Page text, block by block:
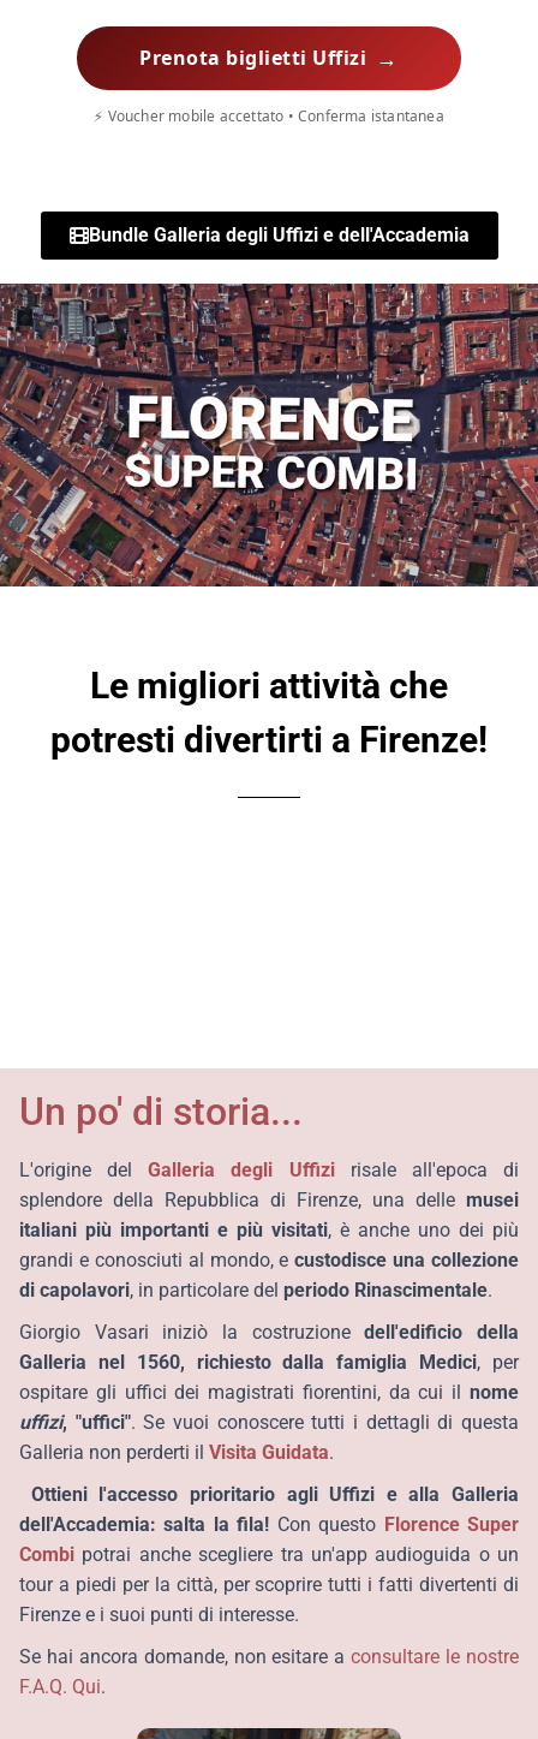
Prenota biglietti Uffizi →
⚡ Voucher mobile accettato • Conferma istantanea
Bundle Galleria degli Uffizi e dell'Accademia
Le migliori attività che
potresti divertirti a Firenze!
Un po' di storia...
L'origine del Galleria degli Uffizirisale all'epoca di
splendore della Repubblica di Firenze, una delle musei
italiani più importanti e più visitati, è anche uno dei più
grandi e conosciuti al mondo, ecustodisce una collezione
di capolavori, in particolare del periodo Rinascimentale.
Giorgio Vasari iniziò la costruzionedell'edificio della
Galleria nel 1560, richiesto dalla famiglia Medici, per
ospitare gli uffici dei magistrati fiorentini, da cui il nome
uffizi, "uffici". Se vuoi conoscere tutti i dettagli di questa
Galleria non perderti il Visita Guidata.
Ottieni l'accesso prioritario agli Uffizi e alla Galleria
dell'Accademia: salta la fila! Con questo Florence Super
Combi potrai anche scegliere tra un'app audioguida o un
tour a piedi per la città, per scoprire tutti i fatti divertenti di
Firenze e i suoi punti di interesse.
Se hai ancora domande, non esitare aconsultare le nostre
F.A.Q. Qui.